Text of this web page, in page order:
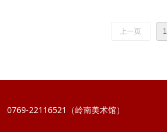
上一页 1
0769-22116521（岭南美术馆）